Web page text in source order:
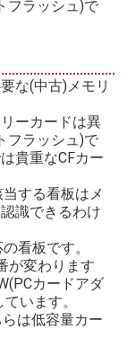
フラッシュ)で
な(中古)メモリ
ーカードは異
フラッシュ)で
貴重なCFカー
する看板はメ
識できるわけ
看板です。
が変わります
カードアダ
います。
は低容量カー